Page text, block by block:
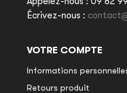
Écrivez-nous :
VOTRE COMPTE
Informations
Retours produit